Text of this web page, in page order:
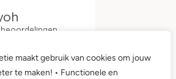
maakt gebruik van cookies om jouw
te maken! • Functionele en